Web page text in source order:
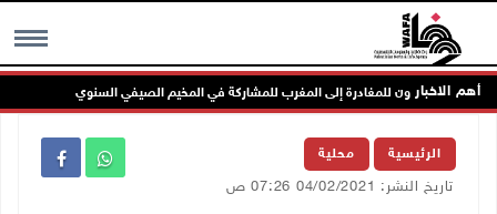
MENU أهم الاخبار
الرئيسية محلية
تاريخ النشر: 04/02/2021 07:26 ص